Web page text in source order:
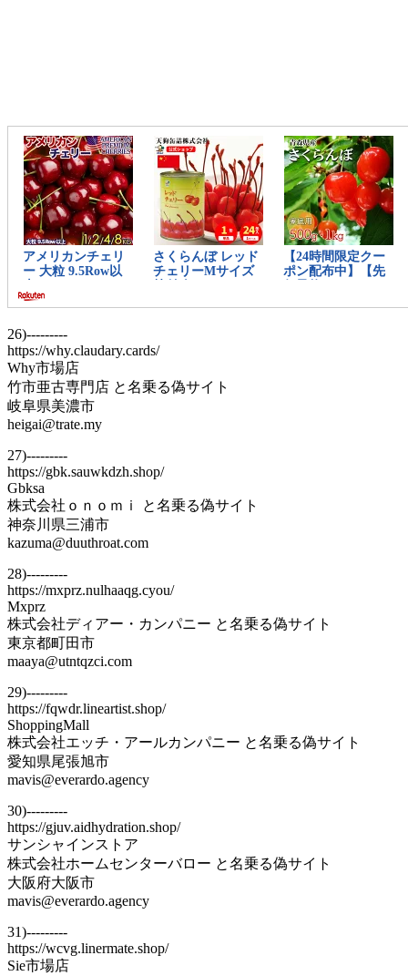
26)---------
https://why.claudary.cards/
Why市場店
竹市亜古専門店 と名乗る偽サイト
岐阜県美濃市
heigai@trate.my
27)---------
https://gbk.sauwkdzh.shop/
Gbksa
株式会社ｏｎｏｍｉ と名乗る偽サイト
神奈川県三浦市
kazuma@duuthroat.com
28)---------
https://mxprz.nulhaaqg.cyou/
Mxprz
株式会社ディアー・カンパニー と名乗る偽サイト
東京都町田市
maaya@utntqzci.com
29)---------
https://fqwdr.lineartist.shop/
ShoppingMall
株式会社エッチ・アールカンパニー と名乗る偽サイト
愛知県尾張旭市
mavis@everardo.agency
30)---------
https://gjuv.aidhydration.shop/
サンシャインストア
株式会社ホームセンターバロー と名乗る偽サイト
大阪府大阪市
mavis@everardo.agency
31)---------
https://wcvg.linermate.shop/
Sie市場店